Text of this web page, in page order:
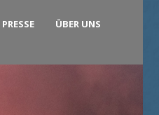
PRESSE ÜBER UNS